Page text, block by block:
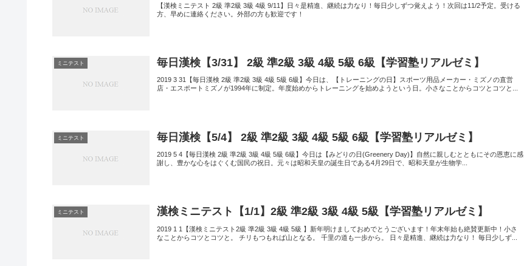
【漢検ミニテスト 2級 準2級 3級 4級 9/11】日々是精進、継続は力なり！毎日少しずつ覚えよう！次回は11/2予定。受ける
方、早めに連絡ください。外部の方も歓迎です！
ミニテスト 毎日漢検【3/31】 2級 準2級 3級 4級 5級 6級【学習塾リアルゼミ】
2019 3 31【毎日漢検 2級 準2級 3級 4級 5級 6級】今日は、【トレーニングの日】スポーツ用品メーカー・ミズノの直営
店・エスポートミズノが1994年に制定。年度始めからトレーニングを始めようという日。小さなことからコツとコツと...
ミニテスト 毎日漢検【5/4】 2級 準2級 3級 4級 5級 6級【学習塾リアルゼミ】
2019 5 4【毎日漢検 2級 準2級 3級 4級 5級 6級】今日は【みどりの日(Greenery Day)】自然に親しむとともにその恩恵に感
謝し、豊かな心をはぐくむ国民の祝日。元々は昭和天皇の誕生日である4月29日で、昭和天皇が生物学...
ミニテスト 漢検ミニテスト【1/1】2級 準2級 3級 4級 5級【学習塾リアルゼミ】
2019 1 1【漢検ミニテスト2級 準2級 3級 4級 5級 】新年明けましておめでとうございます！年末年始も絶賛更新中！小さ
なことからコツとコツと。 チリもつもれば山となる。 千里の道も一歩から。 日々是精進、継続は力なり！ 毎日少しず...